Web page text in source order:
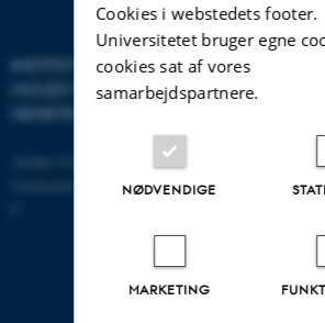
INSTITUT FOR
MOLEKYLÆRBIOLOGI OG
GENETIK
Universitetsbyen 81, 8000 Aarhus
Cookies i webstedets footer.
Universitetet bruger egne
cookies sat af vores
samarbejdspartnere.
NØDVENDIGE
MARKETING